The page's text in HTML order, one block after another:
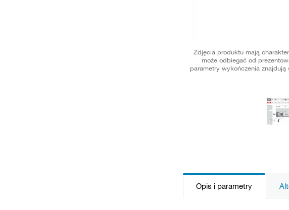
Zdjęcia produktu mają
może odbiegać od
parametry wykończenia
Opis i parametry